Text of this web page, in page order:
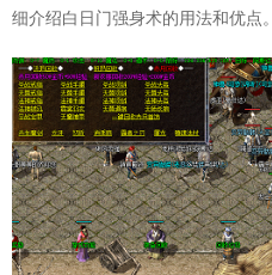
细介绍白日门强身术的用法和优点。